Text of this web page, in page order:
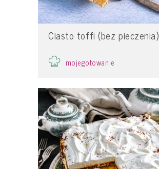
Ciasto toffi (bez pieczenia)
mojegotowanie